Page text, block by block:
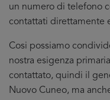
un numero di telefono
contattati direttamente
Cosi possiamo
nostra esigenza
contattato, quindi il
Nuovo Cuneo, ma